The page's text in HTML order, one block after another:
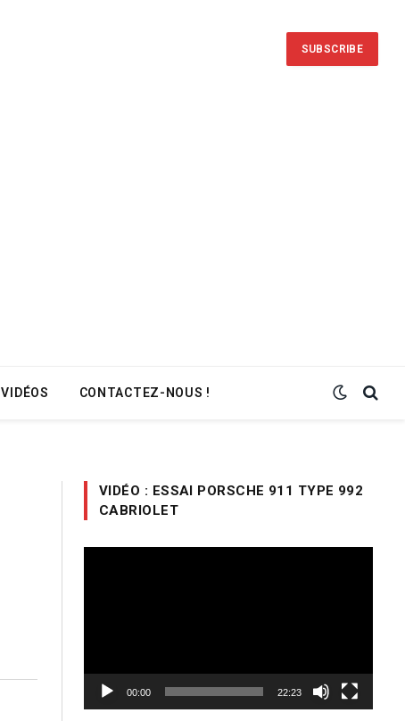
SUBSCRIBE
VIDÉOS CONTACTEZ-NOUS !
VIDÉO : ESSAI PORSCHE 911 TYPE 992
CABRIOLET
00:00 22:23